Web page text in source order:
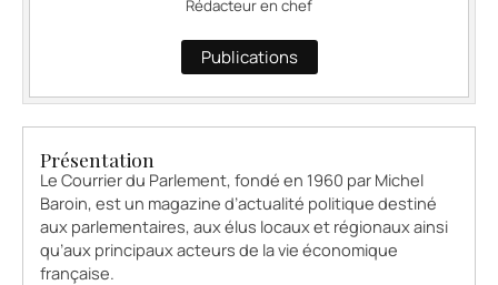
Rédacteur en chef
Publications
Présentation
Le Courrier du Parlement, fondé en 1960 par Michel
Baroin, est un magazine d’actualité politique destiné
aux parlementaires, aux élus locaux et régionaux ainsi
qu’aux principaux acteurs de la vie économique
française.